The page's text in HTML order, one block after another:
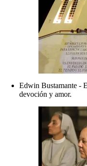
Edwin Bustamante -
devoción y amor.